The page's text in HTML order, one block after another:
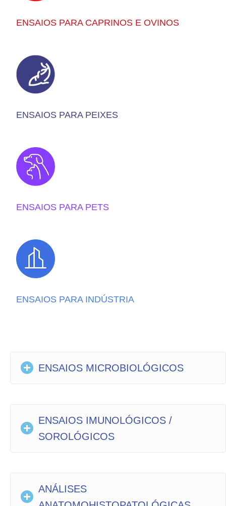
ENSAIOS PARA CAPRINOS E OVINOS
ENSAIOS PARA PEIXES
ENSAIOS PARA PETS
ENSAIOS PARA INDÚSTRIA
ENSAIOS MICROBIOLÓGICOS
ENSAIOS IMUNOLÓGICOS /
SOROLÓGICOS
ANÁLISES